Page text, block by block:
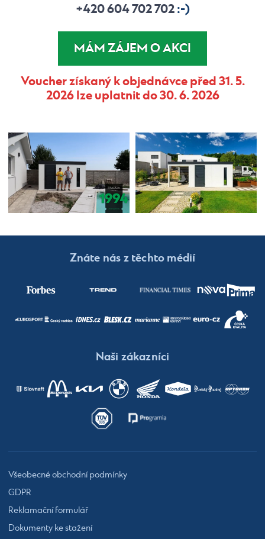
+420 604 702 702:-)
MÁM ZÁJEM O AKCI
Voucher získaný k objednávce před 31. 5.
2026 lze uplatnit do 30. 6. 2026
Znáte nás z těchto médií
Naši zákazníci
Všeobecné obchodní podmínky
GDPR
Reklamační formulář
Dokumenty ke stažení